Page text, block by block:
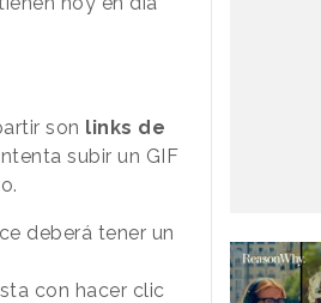
son links de
subir un GIF
deberá tener un
con hacer clic